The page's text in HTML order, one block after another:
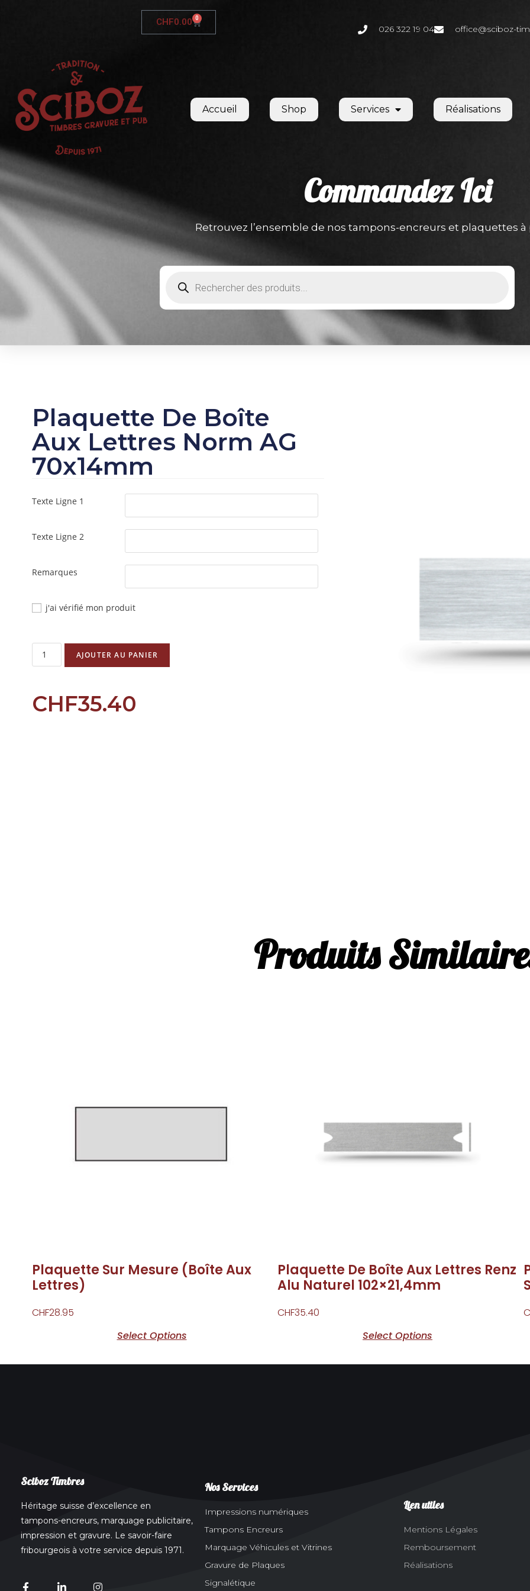
CHF0.00 0
026 322 19 04 office@sciboz-
Accueil Shop Services Réalisations
CommandezIci
Retrouvez l’ensemble de nos tampons-encreurs et plaquettes
Plaquette De Boîte
Aux Lettres Norm AG
70x14mm
Texte Ligne 1
Texte Ligne 2
Remarques
j'ai vérifié mon produit
AJOUTER AU PANIER
CHF35.40
Produits
Plaquette Sur Mesure (Boîte Aux
Lettres)
CHF28.95
Select Options
Plaquette De Boîte Aux Lettres Renz
Alu Naturel 102×21,4mm
CHF35.40
Select Options
Sciboz Timbres
Héritage suisse d’excellence en
tampons-encreurs, marquage publicitaire,
impression et gravure. Le savoir-faire
fribourgeois à votre service depuis 1971.
Nos Services
Impressions numériques
Tampons Encreurs
Marquage Véhicules et Vitrines
Gravure de Plaques
Signalétique
Lien utiles
Mentions Légales
Remboursement
Réalisations